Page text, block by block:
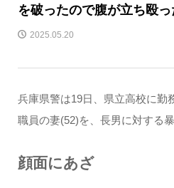
を破ったので腹が立ち殴っ
2025.05.20
兵庫県警は19日、県立高校に勤
職員の妻(52)を、長男に対する
顔面にあざ